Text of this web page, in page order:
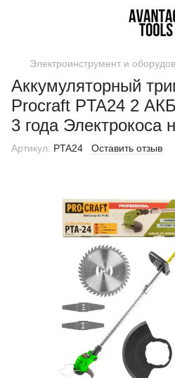
Электроинструмент и
Аккумуляторный
Procraft PTA24 2
3 года Электрокоса
Артикул: PTA24 Оставить отзыв